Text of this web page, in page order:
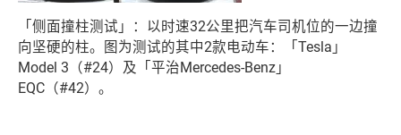
「侧面撞柱测试」：以时速32公里把汽车司机位的一边撞
向坚硬的柱。图为测试的其中2款电动车：「Tesla」
Model 3（#24）及「平治Mercedes-Benz」
EQC（#42）。